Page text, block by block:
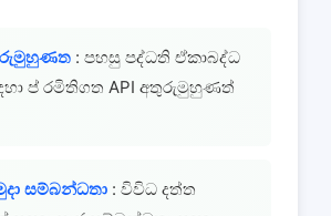
: පහසු පද්ධති ඒකාබද්ධ
ප් රමිතිගත API අතුරුමුහුණත්
සම්බන්ධතා : විවිධ දත්ත